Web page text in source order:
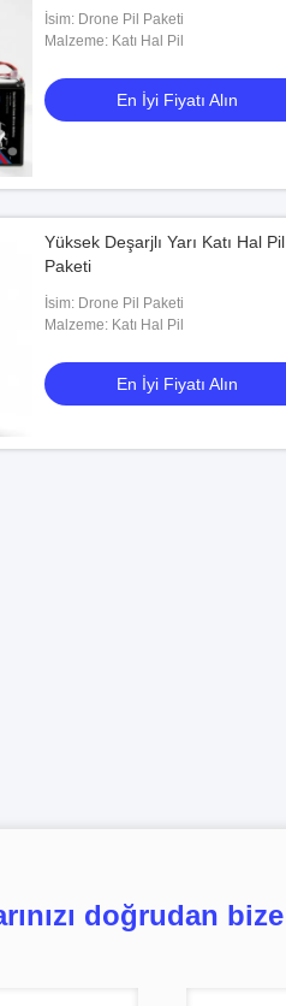
İsim: Drone Pil Paketi
Malzeme: Katı Hal Pil
En İyi Fiyatı Alın
Yüksek Deşarjlı Yarı Katı Hal Pil
Paketi
İsim: Drone Pil Paketi
Malzeme: Katı Hal Pil
En İyi Fiyatı Alın
doğrudan